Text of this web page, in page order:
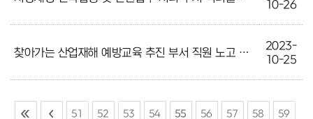
10-26
찾아가는 산업재해 예방교육 추진 부서 직원 노고 격려
2023-
10-25
51 52 53 54 55 56 57 58 59